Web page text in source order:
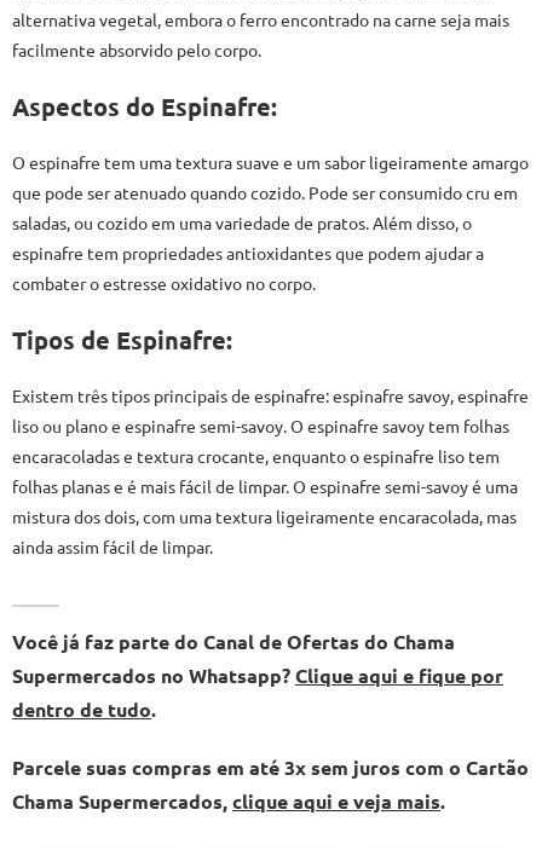
alternativa vegetal, embora o ferro encontrado na carne seja mais
facilmente absorvido pelo corpo.
Aspectos do Espinafre:
O espinafre tem uma textura suave e um sabor ligeiramente amargo
que pode ser atenuado quando cozido. Pode ser consumido cru em
saladas, ou cozido em uma variedade de pratos. Além disso, o
espinafre tem propriedades antioxidantes que podem ajudar a
combater o estresse oxidativo no corpo.
Tipos de Espinafre:
Existem três tipos principais de espinafre: espinafre savoy, espinafre
liso ou plano e espinafre semi-savoy. O espinafre savoy tem folhas
encaracoladas e textura crocante, enquanto o espinafre liso tem
folhas planas e é mais fácil de limpar. O espinafre semi-savoy é uma
mistura dos dois, com uma textura ligeiramente encaracolada, mas
ainda assim fácil de limpar.
Você já faz parte do Canal de Ofertas do Chama
Supermercados no Whatsapp?Clique aqui e fique por
dentro de tudo.
Parcele suas compras em até 3x sem juros com o Cartão
Chama Supermercados,clique aqui e veja mais.